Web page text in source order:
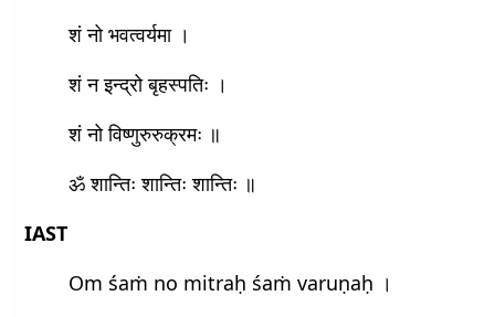
शं नो भवत्वर्यमा ।
शं न इन्द्रो बृहस्पतिः ।
शं नो विष्णुरुरुक्रमः ॥
ॐ शान्तिः शान्तिः शान्तिः ॥
IAST
Om śaṁ no mitraḥ śaṁ varuṇaḥ ।